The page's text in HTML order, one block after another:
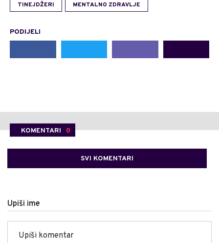
TINEJDŽERI MENTALNO ZDRAVLJE
PODIJELI
KOMENTARI 0
SVI KOMENTARI
Upiši ime